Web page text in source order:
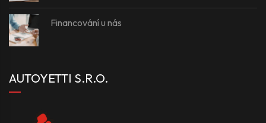
Financování u nás
AUTOYETTI S.R.O.